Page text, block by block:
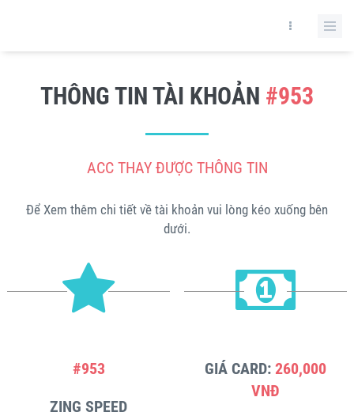
THÔNG TIN TÀI KHOẢN #953
ACC THAY ĐƯỢC THÔNG TIN
Để Xem thêm chi tiết về tài khoản vui lòng kéo xuống bên
dưới.
#953
ZING SPEED
GIÁ CARD: 260,000
VNĐ